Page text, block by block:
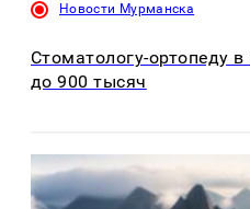
Новости Мурманска
Стоматологу-ортопеду
до 900 тысяч